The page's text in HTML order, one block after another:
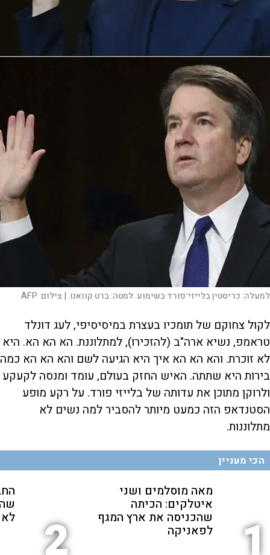
למעלה: כריסטין בלייזי־פורד בשימוע. למטה: ברט קוואנו. | צילום:AFP
לקול צחוקם של תומכיו בעצרת במיסיסיפי, לעג דונלד
טראמפ, נשיא ארה"ב (להזכירו), למתלוננת. הא הא הא. היא
לא זוכרת. והא הא הא איך היא הגיעה לשם והא הא הא כמה
בירות היא שתתה. האיש החזק בעולם, עומד ומנסה לקעקע
ולרוקן מתוכן את עדותה של בלייזי פורד. על רקע מופע
הסטנדאפ הזה כמעט מיותר להסביר למה נשים לא
מתלוננות.
הכי מעניין
1
מאה מוסלמים ושני
איטלקים: הכיתה
שהכניסה את ארץ המגף
לפאניקה 2